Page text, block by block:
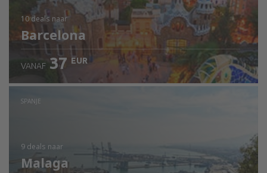
10 deals naar
Barcelona
VANAF 37 EUR
SPANJE
9 deals naar
Malaga